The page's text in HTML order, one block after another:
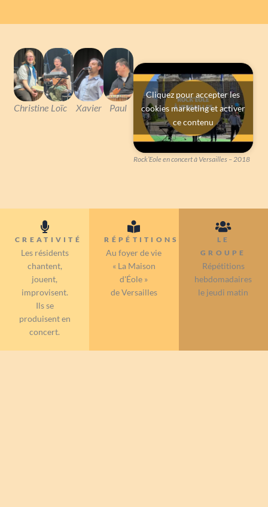
Christine Loïc Xavier Paul
Cliquez pour accepter les
cookies marketing et activer
ce contenu
Rock’Eole en concert à Versailles – 2018
CREATIVITÉ
Les résidents
chantent,
jouent,
improvisent.
Ils se
produisent en
concert.
RÉPÉTITIONS
Au foyer de vie
« La Maison
d'Éole »
de Versailles
LE
GROUPE
Répétitions
hebdomadaires
le jeudi matin